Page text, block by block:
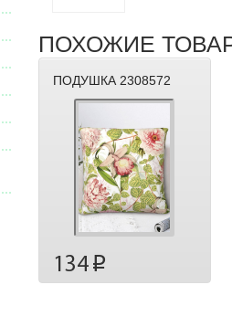
ПОХОЖИЕ
ПОДУШКА 2308572
134p